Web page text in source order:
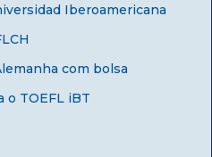
Iberoamericana
com bolsa
o TOEFL iBT